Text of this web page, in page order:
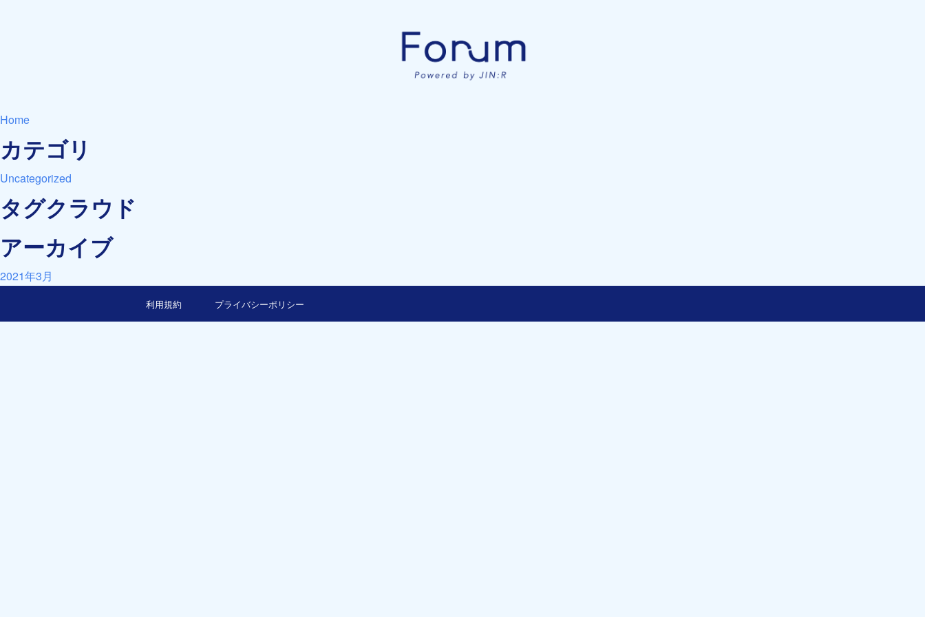
Home
カテゴリ
Uncategorized
タグクラウド
アーカイブ
2021年3月
利用規約 プライバシーポリシー